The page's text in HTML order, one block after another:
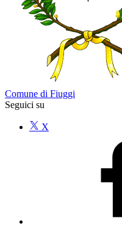
Comune di Fiuggi
Seguici su
X